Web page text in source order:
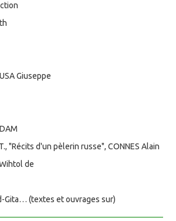
Giuseppe
"Récits d'un pèlerin russe", CONNES Alain
de
Gita… (textes et ouvrages sur)